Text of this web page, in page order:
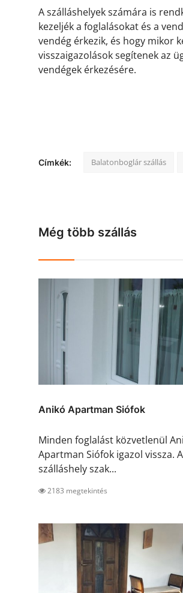
A szálláshelyek számára is
kezeljék a foglalásokat és a
vendég érkezik, és hogy mikor
visszaigazolások segítenek az
vendégek érkezésére.
Címkék: Balatonboglár szállás
Még több szállás
Anikó Apartman Siófok
Minden foglalást közvetlenül
Apartman Siófok igazol vissza. A
szálláshely szak...
2183 megtekintés